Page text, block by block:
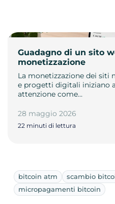
Guadagno di un sito
monetizzazione
La monetizzazione dei siti
e progetti digitali iniziano
attenzione come…
28 maggio 2026
22 minuti di lettura
bitcoin atm scambio
micropagamenti bitcoin